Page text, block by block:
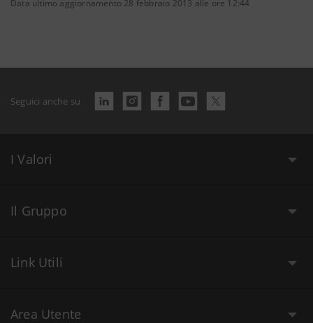
Data ultimo aggiornamento 28 febbraio 2013 alle ore 12:44
Seguici anche su
I Valori
Il Gruppo
Link Utili
Area Utente